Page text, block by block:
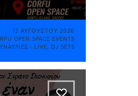
13 ΑΥΓΟΎΣΤΟΥ 2026
OPEN SPACE EVENTS
- LIVE
DJ SETS
A